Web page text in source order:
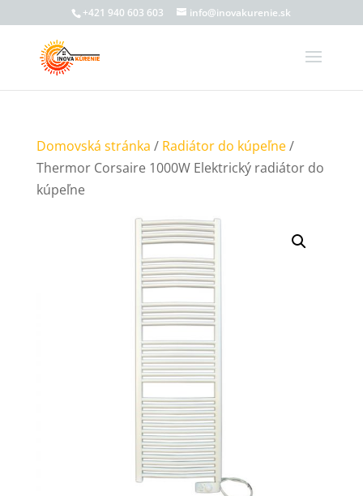
+421 940 603 603 info@inovakurenie.sk
Domovská stránka / Radiátor do kúpeľne/
Thermor Corsaire 1000W Elektrický radiátor do
kúpeľne